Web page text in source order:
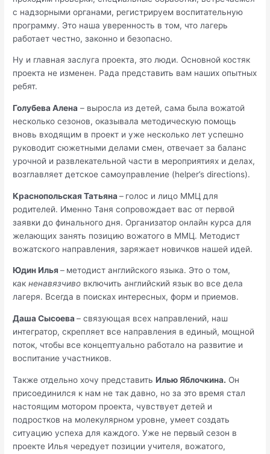
с надзорными органами, регистрируем воспитательную
программу. Это наша уверенность в том, что лагерь
работает честно, законно и безопасно.
Ну и главная заслуга проекта, это люди. Основной костяк
проекта не изменен. Рада представить вам наших опытных
ребят.
Голубева Алена – выросла из детей, сама была вожатой
несколько сезонов, оказывала методическую помощь
вновь входящим в проект и уже несколько лет успешно
руководит сюжетными делами смен, отвечает за баланс
урочной и развлекательной части в мероприятиях и делах,
возглавляет детское самоуправление (helper’s directions).
Краснопольская Татьяна– голос и лицо ММЦ для
родителей. Именно Таня сопровождает вас от первой
заявки до финального дня. Организатор онлайн курса для
желающих занять позицию вожатого в ММЦ. Методист
вожатского направления, заряжает новичков нашей идей.
Юдин Илья– методист английского языка. Это о том,
какненавязчиво включить английский язык во все дела
лагеря. Всегда в поисках интересных, форм и приемов.
Даша Сысоева– связующая всех направлений, наш
интегратор, скрепляет все направления в единый, мощной
поток, чтобы все концептуально работало на развитие и
воспитание участников.
Также отдельно хочу представитьИлью Яблочкина. Он
присоединился к нам не так давно, но за это время стал
настоящим мотором проекта, чувствует детей и
подростков на молекулярном уровне, умеет создать
ситуацию успеха для каждого. Уже не первый сезон в
проекте Илья чередует позиции учителя, вожатого,